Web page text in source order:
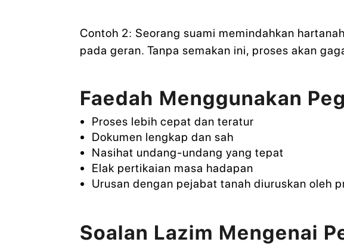
Contoh 2: Seorang suami memindahkan
pada geran. Tanpa semakan ini, proses akan
Faedah Menggunakan
Proses lebih cepat dan teratur
Dokumen lengkap dan sah
Nasihat undang-undang yang tepat
Elak pertikaian masa hadapan
Urusan dengan pejabat tanah diuruskan oleh
Soalan Lazim Mengenai